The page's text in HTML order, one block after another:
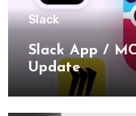
Slack
Slack App /
Update